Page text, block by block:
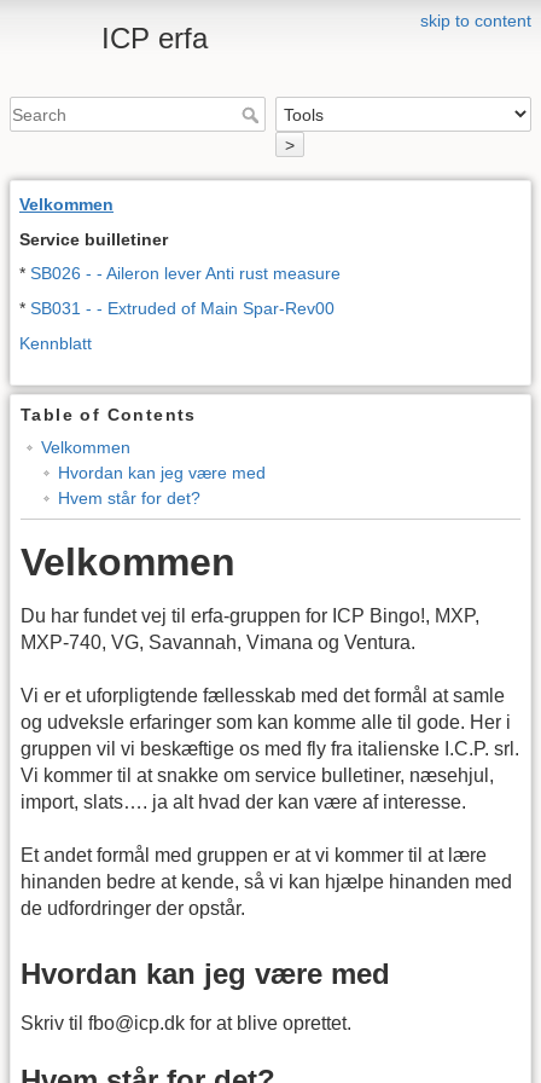
skip to content
ICP erfa
>
Velkommen
Service builletiner
* SB026 - - Aileron lever Anti rust measure
* SB031 - - Extruded of Main Spar-Rev00
Kennblatt
Table of Contents
Velkommen
Hvordan kan jeg være med
Hvem står for det?
Velkommen
Du har fundet vej til erfa-gruppen for ICP Bingo!, MXP,
MXP-740, VG, Savannah, Vimana og Ventura.
Vi er et uforpligtende fællesskab med det formål at samle
og udveksle erfaringer som kan komme alle til gode. Her i
gruppen vil vi beskæftige os med fly fra italienske I.C.P. srl.
Vi kommer til at snakke om service bulletiner, næsehjul,
import, slats…. ja alt hvad der kan være af interesse.
Et andet formål med gruppen er at vi kommer til at lære
hinanden bedre at kende, så vi kan hjælpe hinanden med
de udfordringer der opstår.
Hvordan kan jeg være med
Skriv til fbo@icp.dk for at blive oprettet.